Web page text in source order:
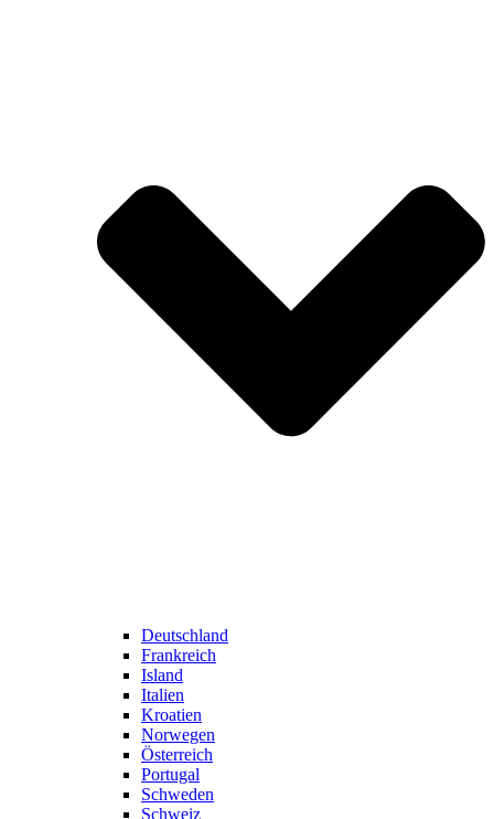
Deutschland
Frankreich
Island
Italien
Kroatien
Norwegen
Österreich
Portugal
Schweden
Schweiz